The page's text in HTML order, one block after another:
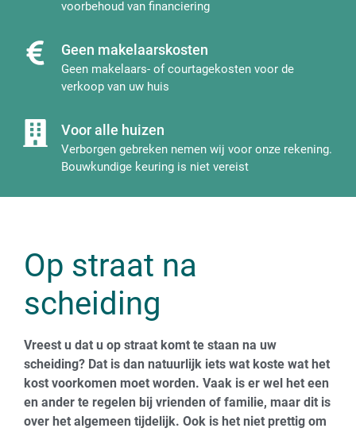
voorbehoud van financiering
Geen makelaarskosten
Geen makelaars- of courtagekosten voor de
verkoop van uw huis
Voor alle huizen
Verborgen gebreken nemen wij voor onze rekening.
Bouwkundige keuring is niet vereist
Op straat na
scheiding
Vreest u dat u op straat komt te staan na uw
scheiding? Dat is dan natuurlijk iets wat koste wat het
kost voorkomen moet worden. Vaak is er wel het een
en ander te regelen bij vrienden of familie, maar dit is
over het algemeen tijdelijk. Ook is het niet prettig om